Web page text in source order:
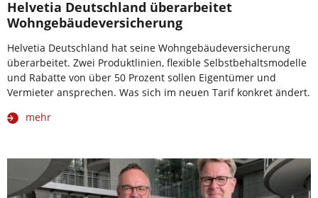
Helvetia Deutschland überarbeitet
Wohngebäudeversicherung
Helvetia Deutschland hat seine Wohngebäudeversicherung
überarbeitet. Zwei Produktlinien, flexible Selbstbehaltsmodelle
und Rabatte von über 50 Prozent sollen Eigentümer und
Vermieter ansprechen. Was sich im neuen Tarif konkret ändert.
mehr